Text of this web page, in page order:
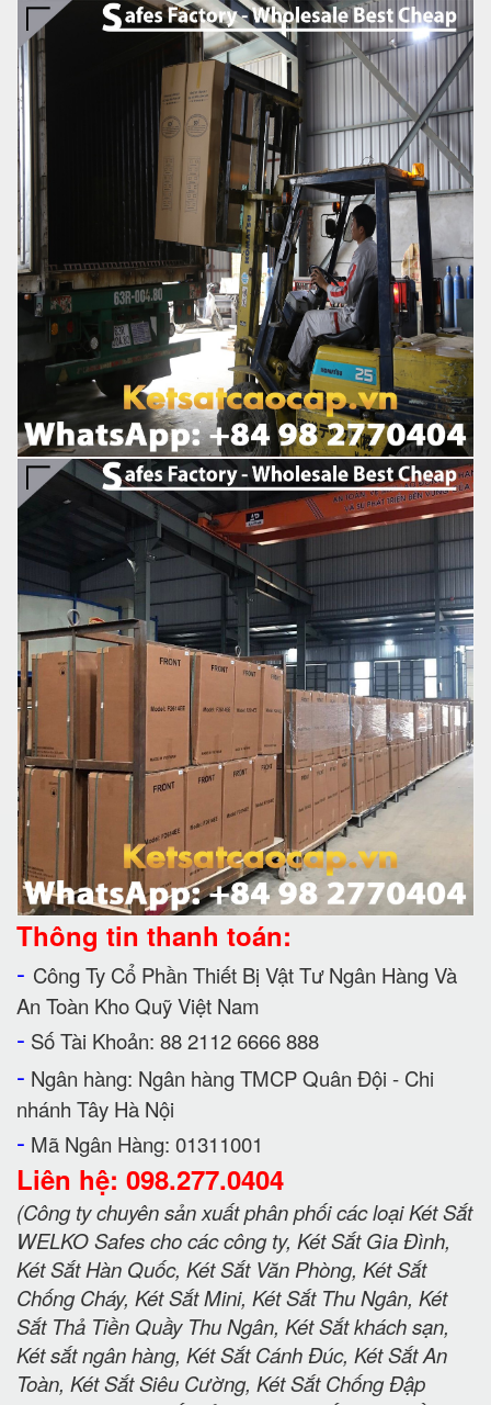
Thông tin thanh toán:
- Công Ty Cổ Phần Thiết Bị Vật Tư Ngân Hàng Và
An Toàn Kho Quỹ Việt Nam
- Số Tài Khoản: 88 2112 6666 888
- Ngân hàng: Ngân hàng TMCP Quân Đội - Chi
nhánh Tây Hà Nội
- Mã Ngân Hàng: 01311001
Liên hệ: 098.277.0404
(Công ty chuyên sản xuất phân phối các loại Két Sắt
WELKO Safes cho các công ty, Két Sắt Gia Đình,
Két Sắt Hàn Quốc, Két Sắt Văn Phòng, Két Sắt
Chống Cháy, Két Sắt Mini, Két Sắt Thu Ngân, Két
Sắt Thả Tiền Quầy Thu Ngân, Két Sắt khách sạn,
Két sắt ngân hàng, Két Sắt Cánh Đúc, Két Sắt An
Toàn, Két Sắt Siêu Cường, Két Sắt Chống Đập